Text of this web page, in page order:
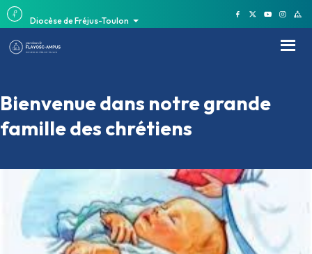
Diocèse de Fréjus-Toulon
Bienvenue dans notre grande
famille des chrétiens